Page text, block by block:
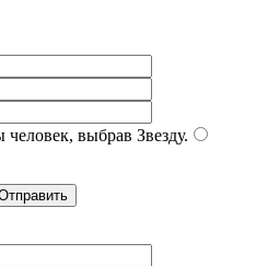
человек, выбрав Звезду.